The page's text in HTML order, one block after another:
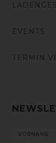
EVENTS
TERMIN
VORNAME